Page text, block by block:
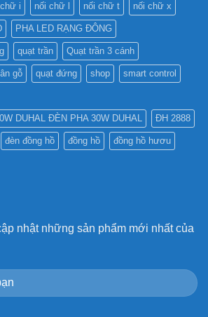
i nối chữ l nối chữ t nối chữ x
PHA LED RẠNG ĐÔNG
quạt trần Quạt trần 3 cánh
gỗ quạt đứng shop smart control
DUHAL ĐÈN PHA 30W DUHAL ĐH 2888
đèn đồng hồ đồng hồ đồng hồ hươu
nhật những sản phẩm mới nhất của